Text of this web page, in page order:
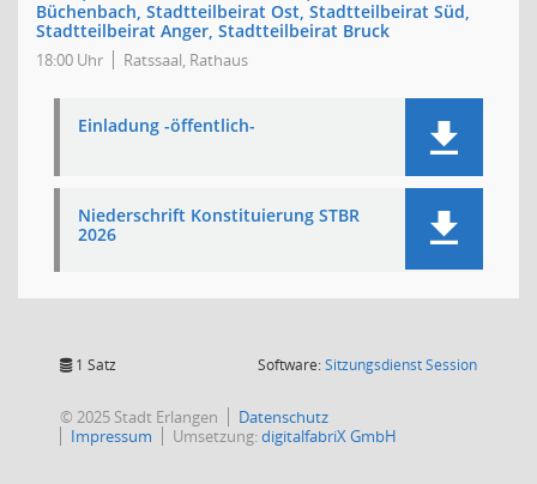
Büchenbach, Stadtteilbeirat Ost, Stadtteilbeirat Süd,
Stadtteilbeirat Anger, Stadtteilbeirat Bruck
18:00 Uhr Ratssaal, Rathaus
Einladung -öffentlich-
Niederschrift Konstituierung STBR
2026
1 Satz Software:SitzungsdienstSession(Wird in
© 2025 Stadt Erlangen
Datenschutz
Impressum
Umsetzung:digitalfabriX GmbH